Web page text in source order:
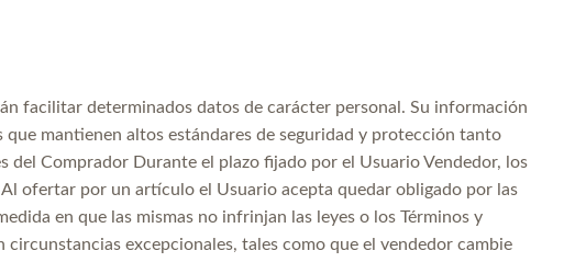
facilitar determinados datos de carácter personal. Su información
mantienen altos estándares de seguridad y protección tanto
Comprador Durante el plazo fijado por el Usuario Vendedor, los
ofertar por un artículo el Usuario acepta quedar obligado por las
en que las mismas no infrinjan las leyes o los Términos y
excepcionales, tales como que el vendedor cambie